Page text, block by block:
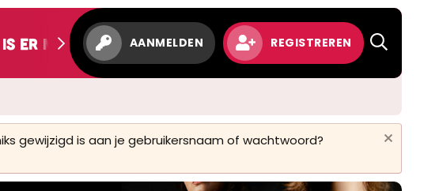
er nieuw AANMELDEN REGISTREREN
gewijzigd is aan je gebruikersnaam of wachtwoord?